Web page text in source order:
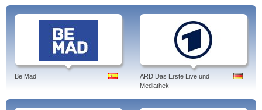
Be Mad
ARD Das Erste Live und
Mediathek